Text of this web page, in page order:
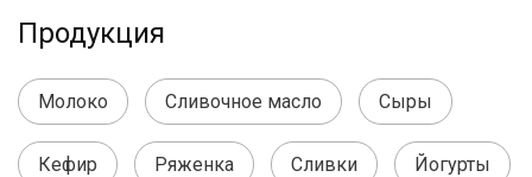
Продукция
Молоко Сливочное масло Сыры
Кефир Ряженка Сливки Йогурты